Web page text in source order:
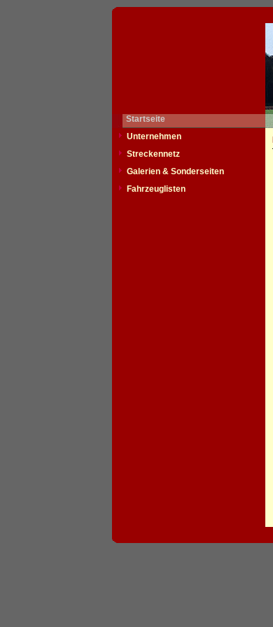
Startseite
Unternehmen
Streckennetz
Galerien & Sonderseiten
Fahrzeuglisten